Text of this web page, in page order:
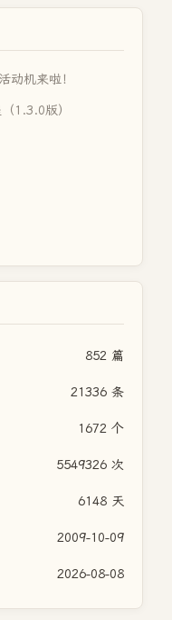
动机来啦！
1.3.0版）
852 篇
21336 条
1672 个
5549326 次
6148 天
2009-10-09
2026-08-08